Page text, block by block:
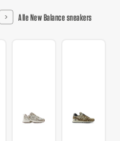
Alle New Balance sneakers